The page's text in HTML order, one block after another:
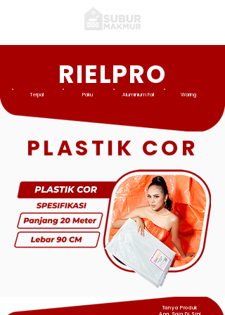
Terpal Aluminium Foil
Paku Waring
RIELPRO
PLASTIK COR
Tanya Produk